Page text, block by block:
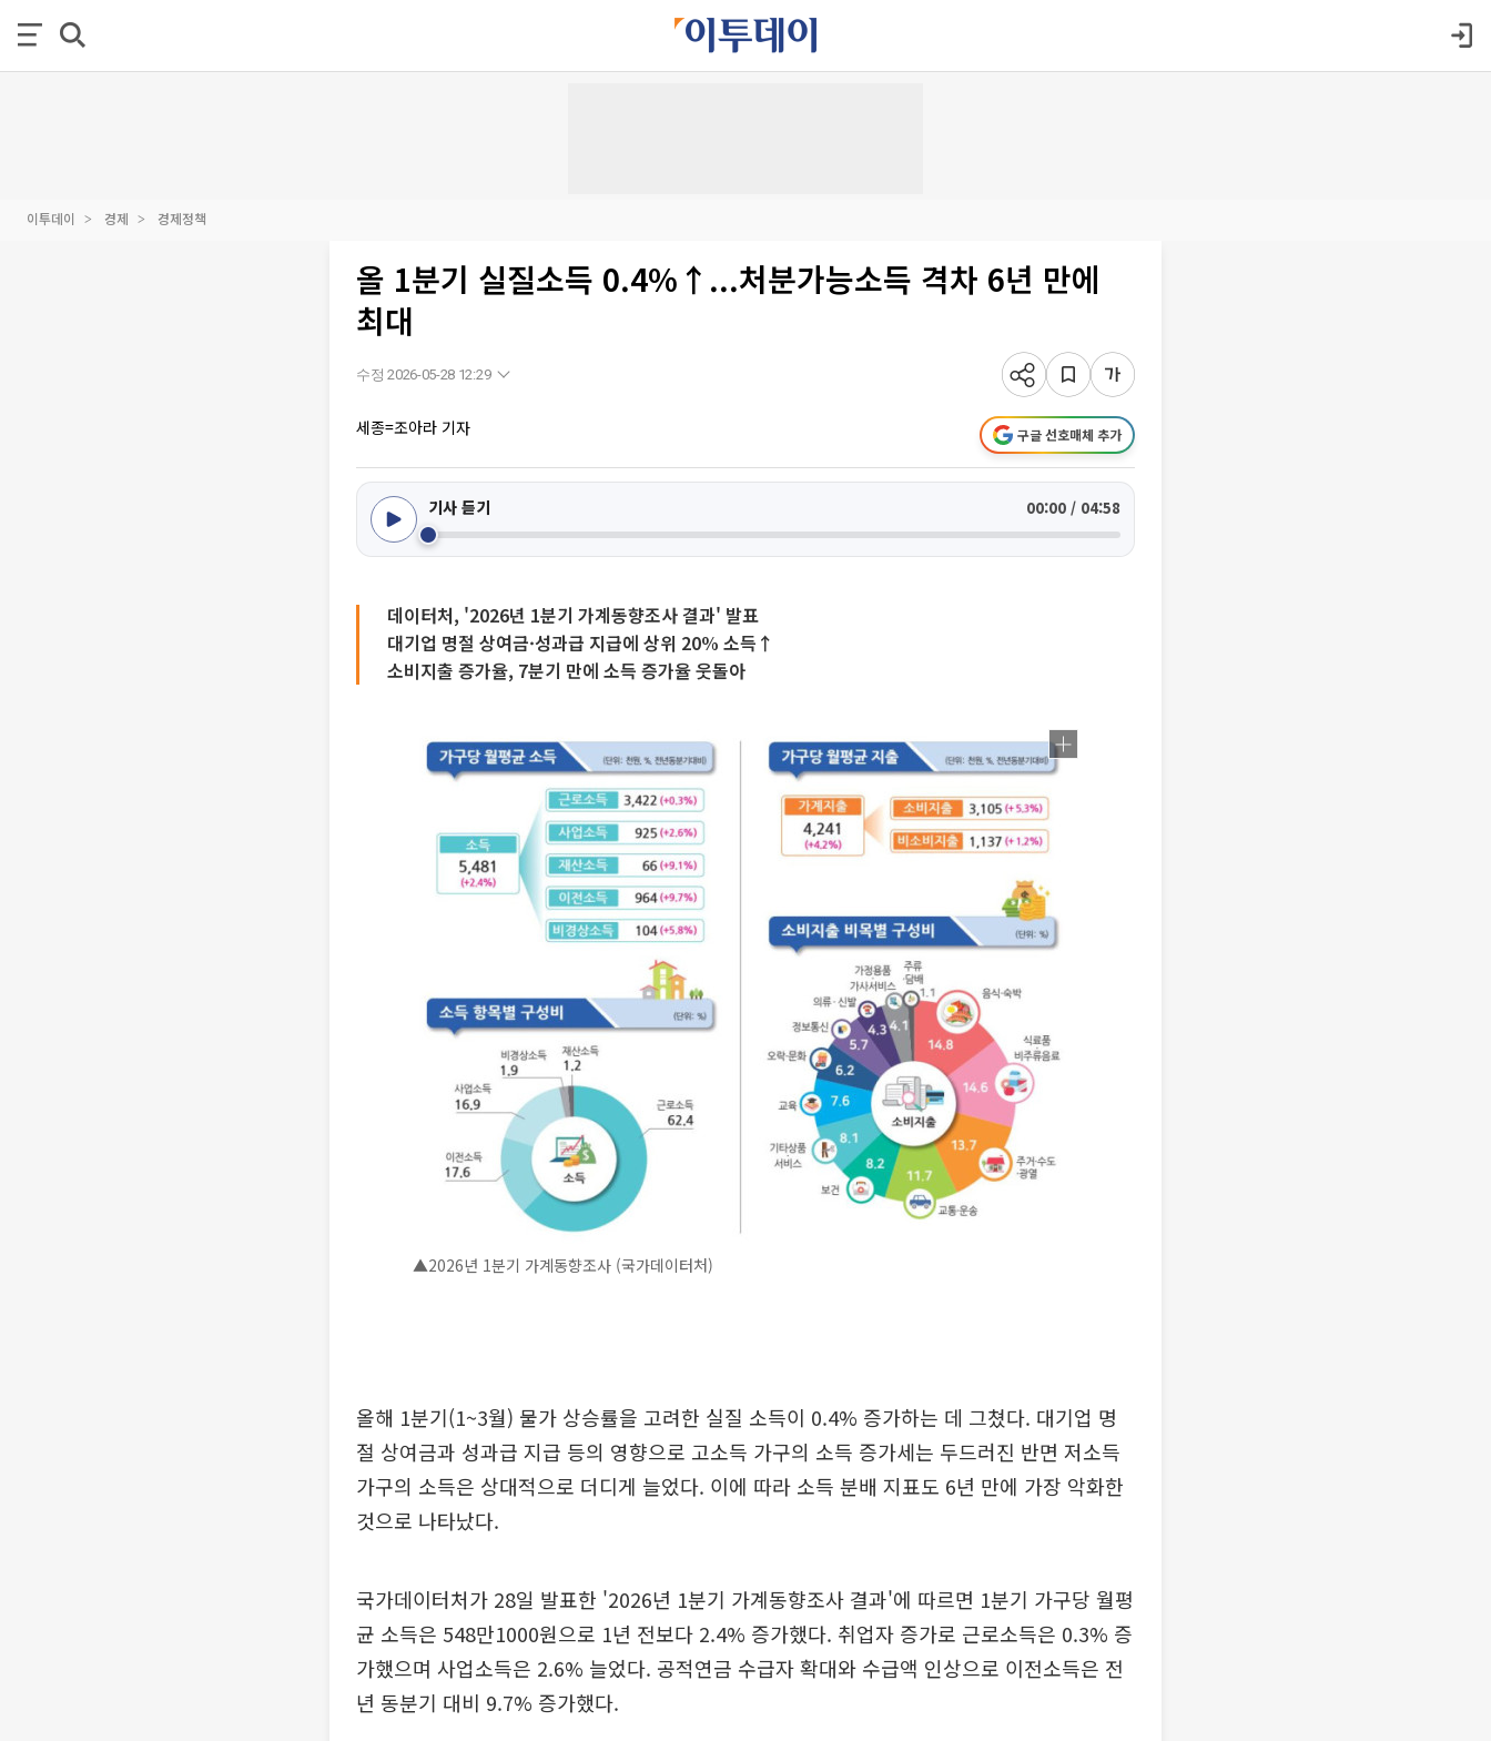
이투데이 경제 경제정책
올 1분기 실질소득 0.4%↑...처분가능소득 격차 6년 만에
최대
수정 2026-05-28 12:29
세종=조아라 기자 구글 선호매체 추가
기사 듣기 00:00 / 04:58
데이터처, '2026년 1분기 가계동향조사 결과' 발표
대기업 명절 상여금·성과급 지급에 상위 20% 소득↑
소비지출 증가율, 7분기 만에 소득 증가율 웃돌아
▲2026년 1분기 가계동향조사 (국가데이터처)
올해 1분기(1~3월) 물가 상승률을 고려한 실질 소득이 0.4% 증가하는 데 그쳤다. 대기업 명
절 상여금과 성과급 지급 등의 영향으로 고소득 가구의 소득 증가세는 두드러진 반면 저소득
가구의 소득은 상대적으로 더디게 늘었다. 이에 따라 소득 분배 지표도 6년 만에 가장 악화한
것으로 나타났다.
국가데이터처가 28일 발표한 '2026년 1분기 가계동향조사 결과'에 따르면 1분기 가구당 월평
균 소득은 548만1000원으로 1년 전보다 2.4% 증가했다. 취업자 증가로 근로소득은 0.3% 증
가했으며 사업소득은 2.6% 늘었다. 공적연금 수급자 확대와 수급액 인상으로 이전소득은 전
년 동분기 대비 9.7% 증가했다.